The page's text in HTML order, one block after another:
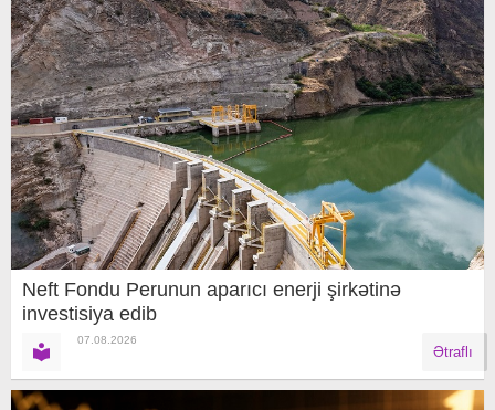
Neft Fondu Perunun aparıcı enerji şirkətinə
investisiya edib
07.08.2026
Ətraflı